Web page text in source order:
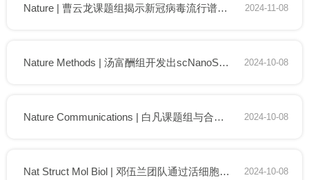
2024-11-08
Nature | 曹云龙课题组揭示新冠病毒流行谱系转变下的抗体免疫响应演化
2024-10-08
Nature Methods | 汤富酬组开发出scNanoSeq-CUT&Tag技术，可精准检测单细胞基因组复杂区域的染色质修饰
2024-10-08
Nature Communications | 白凡课题组与合作团队揭示成纤维细胞中的雌激素反应促进胃癌卵巢转移
2024-10-08
Nat Struct Mol Biol | 邓伍兰团队通过活细胞单分子追踪揭示先锋转录因子靶目标搜索机制